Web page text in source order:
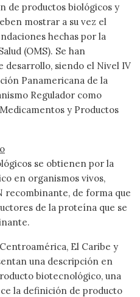
de productos biológicos y
mostrar a su vez el
hechas por la
(OMS). Se han
desarrollo, siendo el Nivel IV
Panamericana de la
Regulador como
y Productos
se obtienen por la
en organismos vivos,
recombinante, de forma que
de la proteína que se
El Caribe y
una descripción en
biotecnológico, una
la definición de producto